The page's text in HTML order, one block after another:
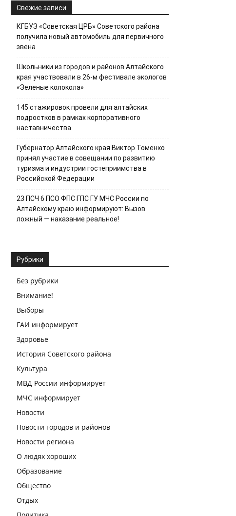
Свежие записи
КГБУЗ «Советская ЦРБ» Советского района
получила новый автомобиль для первичного
звена
Школьники из городов и районов Алтайского
края участвовали в 26-м фестивале экологов
«Зеленые колокола»
145 стажировок провели для алтайских
подростков в рамках корпоративного
наставничества
Губернатор Алтайского края Виктор Томенко
принял участие в совещании по развитию
туризма и индустрии гостеприимства в
Российской Федерации
23 ПСЧ 6 ПСО ФПС ГПС ГУ МЧС России по
Алтайскому краю информируют: Вызов
ложный — наказание реальное!
Рубрики
Без рубрики
Внимание!
Выборы
ГАИ информирует
Здоровье
История Советского района
Культура
МВД России информирует
МЧС информирует
Новости
Новости городов и районов
Новости региона
О людях хороших
Образование
Общество
Отдых